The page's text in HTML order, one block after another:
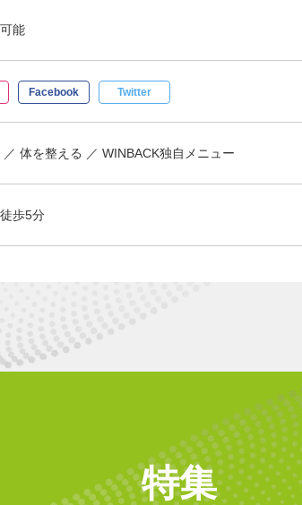
能
Facebook Twitter
体を整える WINBACK独自メニュー
徒歩5分
特集